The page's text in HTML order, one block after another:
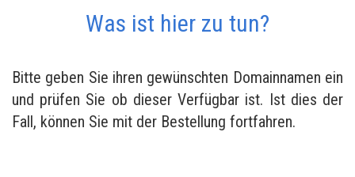
Was ist hier zu tun?
Bitte geben Sie ihren gewünschten Domainnamen ein
und prüfen Sie ob dieser Verfügbar ist. Ist dies der
Fall, können Sie mit der Bestellung fortfahren.